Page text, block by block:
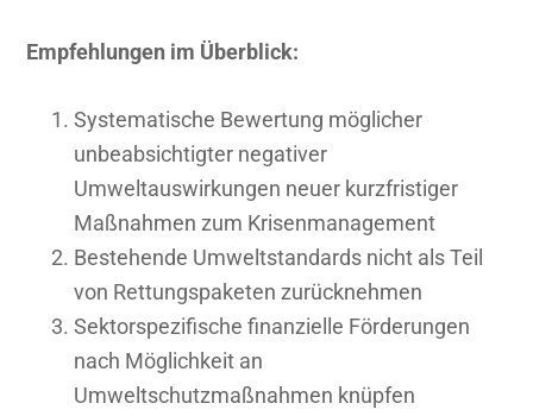
Empfehlungen im Überblick:
Systematische Bewertung möglicher
unbeabsichtigter negativer
Umweltauswirkungen neuer kurzfristiger
Maßnahmen zum Krisenmanagement
Bestehende Umweltstandards nicht als Teil
von Rettungspaketen zurücknehmen
Sektorspezifische finanzielle Förderungen
nach Möglichkeit an
Umweltschutzmaßnahmen knüpfen